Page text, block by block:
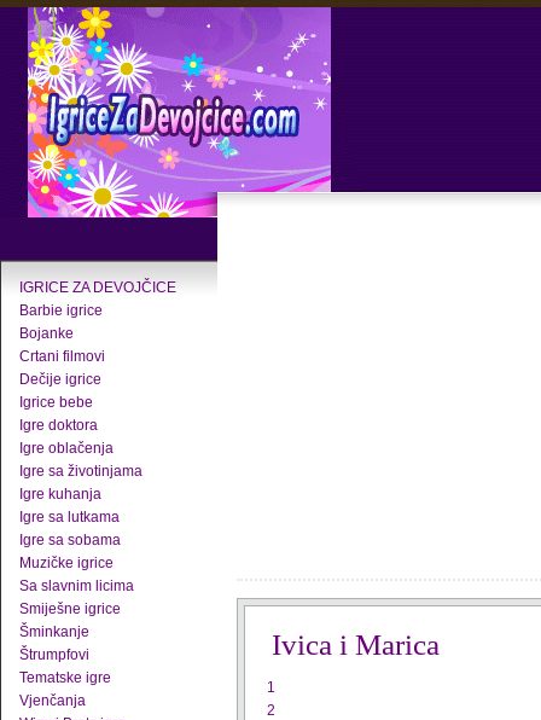
IGRICE ZA DEVOJČICE
Barbie igrice
Bojanke
Crtani filmovi
Dečije igrice
Igrice bebe
Igre doktora
Igre oblačenja
Igre sa životinjama
Igre kuhanja
Igre sa lutkama
Igre sa sobama
Muzičke igrice
Sa slavnim licima
Smiješne igrice
Šminkanje
Štrumpfovi
Tematske igre
Vjenčanja
Ivica i Marica
1
2